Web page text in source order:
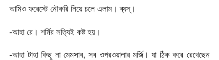
আমিও ফরেস্টে নৌকরি নিয়ে চলে এলাম। ব্যস্।
-আহা রে। শর্মির সত্যিই কষ্ট হয়।
-আহা টাহা কিছু না মেমসাব, সব ওপরওয়ালার মর্জি। যা ঠিক করে রেখেছেন